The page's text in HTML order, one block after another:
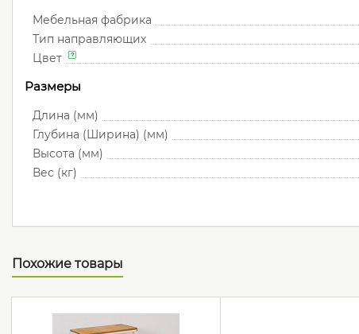
Мебельная фабрика
Тип направляющих
Цвет
Размеры
Длина (мм)
Глубина (Ширина) (мм)
Высота (мм)
Вес (кг)
Похожие товары